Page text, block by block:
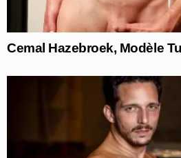
Cemal Hazebroek, Modèle